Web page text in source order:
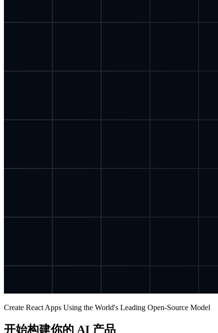
Create React Apps Using the World's Leading Open-Source Model
开始构建你的 AI 产品